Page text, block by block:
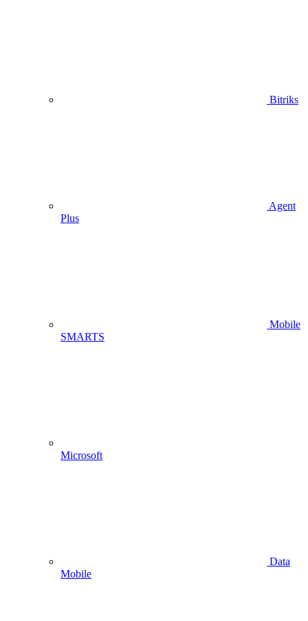
Bitriks
Agent
Plus
Mobile
SMARTS
Microsoft
Data
Mobile